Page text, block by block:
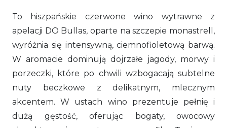
To hiszpańskie czerwone wino wytrawne z
apelacji DO Bullas, oparte na szczepie monastrell,
wyróżnia się intensywną, ciemnofioletową barwą.
W aromacie dominują dojrzałe jagody, morwy i
porzeczki, które po chwili wzbogacają subtelne
nuty beczkowe z delikatnym, mlecznym
akcentem. W ustach wino prezentuje pełnię i
dużą gęstość, oferując bogaty, owocowy